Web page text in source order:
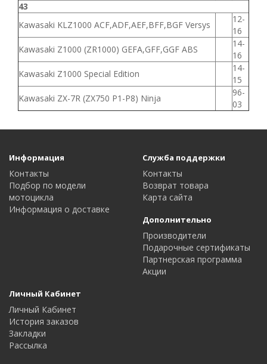
43
Kawasaki KLZ1000 ACF,ADF,AEF,BFF,BGF Versys
12-
16
Kawasaki Z1000 (ZR1000) GEFA,GFF,GGF ABS
14-
16
Kawasaki Z1000 Special Edition
14-
15
Kawasaki ZX-7R (ZX750 P1-P8) Ninja
96-
03
Информация
Контакты
Подбор по модели
мотоцикла
Информация о доставке
Служба поддержки
Контакты
Возврат товара
Карта сайта
Дополнительно
Производители
Подарочные сертификаты
Партнерская программа
Акции
Личный Кабинет
Личный Кабинет
История заказов
Закладки
Рассылка